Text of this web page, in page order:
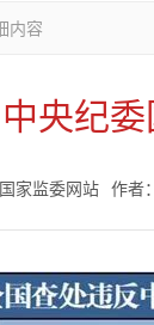
工作
组织建设
内容
中央纪委
家监委网站 作者：